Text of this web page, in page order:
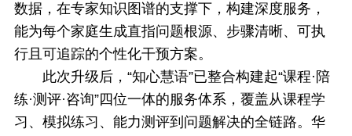
数据，在专家知识图谱的支撑下，构建深度服务，
能为每个家庭生成直指问题根源、步骤清晰、可执
行且可追踪的个性化干预方案。
此次升级后，“知心慧语”已整合构建起“课程·陪
练·测评·咨询”四位一体的服务体系，覆盖从课程学
习、模拟练习、能力测评到问题解决的全链路。华